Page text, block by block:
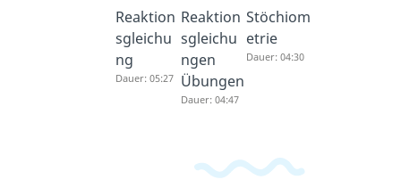
Reaktion
sgleichu
ng
Dauer: 05:27
Reaktion
sgleichu
ngen
Übungen
Dauer: 04:47
Stöchiom
etrie
Dauer: 04:30